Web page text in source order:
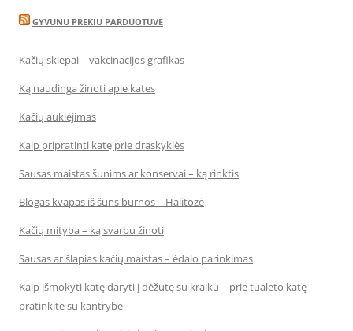
GYVUNU PREKIU PARDUOTUVE
Kačių skiepai – vakcinacijos grafikas
Ką naudinga žinoti apie kates
Kačių auklėjimas
Kaip pripratinti katę prie draskyklės
Sausas maistas šunims ar konservai – ką rinktis
Blogas kvapas iš šuns burnos – Halitozė
Kačių mityba – ką svarbu žinoti
Sausas ar šlapias kačių maistas – ėdalo parinkimas
Kaip išmokyti katę daryti į dėžutę su kraiku – prie tualeto katę
pratinkite su kantrybe